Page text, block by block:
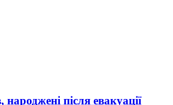
народжені після евакуації